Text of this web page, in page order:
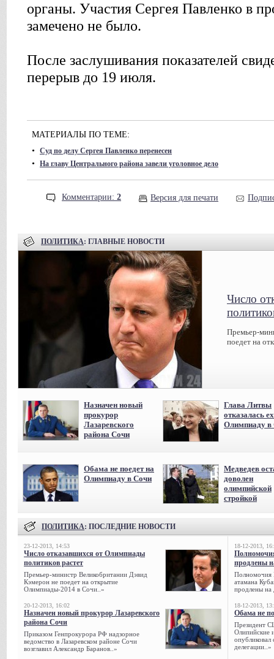
органы. Участия Сергея Павленко в
замечено не было.
После заслушивания показателей
перерыв до 19 июля.
МАТЕРИАЛЫ ПО ТЕМЕ:
• Суд по делу Сергея Павленко перенесен
• На главу Центрального района завели уголовное дело
Комментарии: 2 Версия для печати
ПОЛИТИКА: ГЛАВНЫЕ НОВОСТИ
Число
Премьер-
поедет на
Назначен новый
прокурор
Лазаревского
района Сочи
Глава Литвы
отказалась
Олимпиаду в
Обама не поедет на
Олимпиаду в Сочи
Медведев
доволен
олимпийской
стройкой
ПОЛИТИКА: ПОСЛЕДНИЕ НОВОСТИ
23-12-2013, 14:53
Число отказавшихся от Олимпиады
политиков растет
Премьер-министр Великобритании Дэвид
Кэмерон не поедет на открытие
Олимпиады-2014 в Сочи..»
20-12-2013, 16:02
Назначен новый прокурор Лазаревского
района Сочи
Приказом Генпрокурора РФ надзорное
ведомство в Лазаревском районе Сочи
возглавил Александр Баранов..»
18-12-2013,
продлены
Полномочия
атамана
продлены на
18-12-2013,
Обама не
Президент
Олипийские
опубликовал
делегации..»